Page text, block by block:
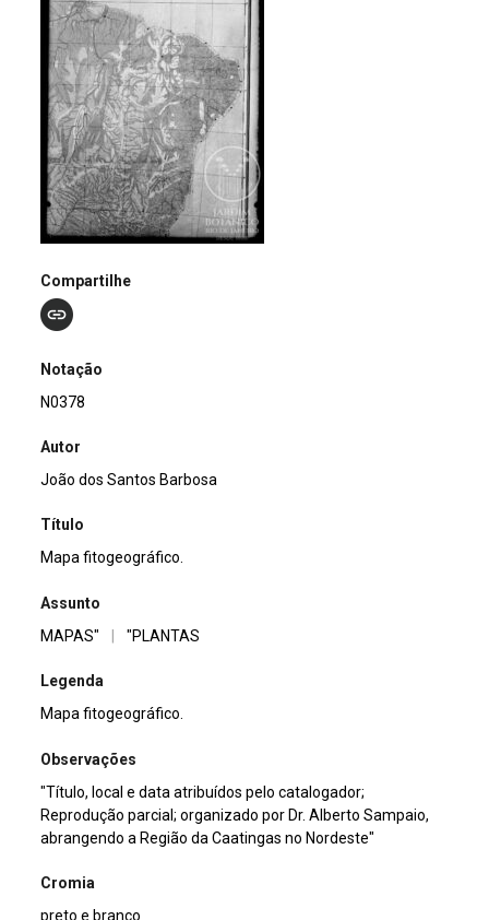
Compartilhe
Notação
N0378
Autor
João dos Santos Barbosa
Título
Mapa fitogeográfico.
Assunto
MAPAS"
"PLANTAS
Legenda
Mapa fitogeográfico.
Observações
"Título, local e data atribuídos pelo catalogador;
Reprodução parcial; organizado por Dr. Alberto Sampaio,
abrangendo a Região da Caatingas no Nordeste"
Cromia
preto e branco